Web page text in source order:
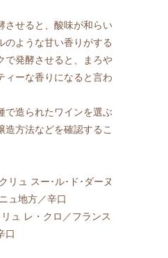
させると、酸味が和らい
のような甘い香りがする
で発酵させると、まろや
ィーな香りになると言わ
で造られたワインを選ぶ
造方法などを確認するこ
リュ スー･ル･ド･ダーヌ
ュ地方／辛口
ュ レ・クロ／フランス
口